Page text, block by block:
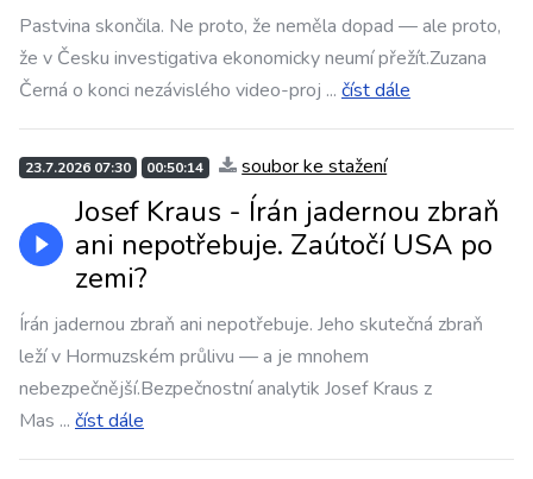
Pastvina skončila. Ne proto, že neměla dopad — ale proto,
že v Česku investigativa ekonomicky neumí přežít.Zuzana
Černá o konci nezávislého video-proj ... číst dále
23.7.2026 07:30 00:50:14 soubor ke stažení
Josef Kraus - Írán jadernou zbraň
ani nepotřebuje. Zaútočí USA po
zemi?
Írán jadernou zbraň ani nepotřebuje. Jeho skutečná zbraň
leží v Hormuzském průlivu — a je mnohem
nebezpečnější.Bezpečnostní analytik Josef Kraus z
Mas ... číst dále